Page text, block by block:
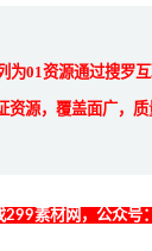
为01资源通过搜罗
资源，覆盖面广，质
素材网，公众号